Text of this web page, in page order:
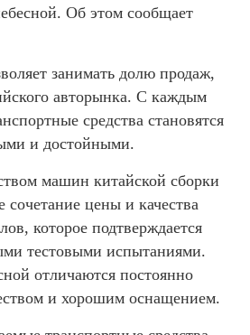
Об этом сообщает
занимать долю продаж,
авторынка. С каждым
средства становятся
и достойными.
машин китайской сборки
сочетание цены и качества
которое подтверждается
тестовыми испытаниями.
отличаются постоянно
и хорошим оснащением.